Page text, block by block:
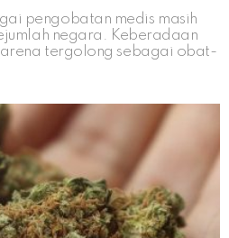
pengobatan medis masih
negara. Keberadaan
tergolong sebagai obat-